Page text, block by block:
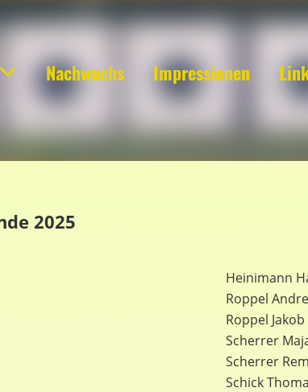
Nachwuchs Impressionen
2025
Heinimann
Roppel
Roppel Jakob
Scherrer
Scherrer
Schick